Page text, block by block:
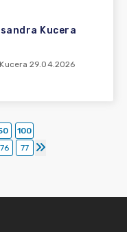
Kucera
29.04.2026
100
76 77